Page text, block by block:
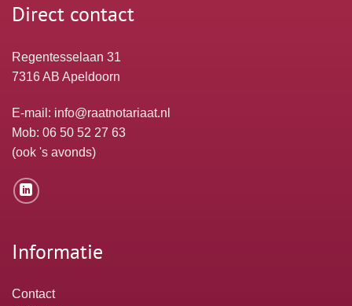
Direct contact
Regentesselaan 31
7316 AB Apeldoorn
E-mail: info@raatnotariaat.nl
Mob: 06 50 52 27 63
(ook 's avonds)
Informatie
Contact